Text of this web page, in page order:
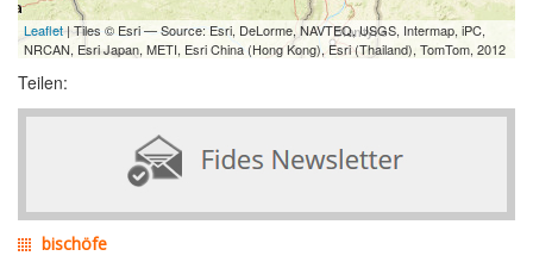
Leaflet| Tiles © Esri — Source: Esri, DeLorme, NAVTEQ, USGS, Intermap, iPC,
NRCAN, Esri Japan, METI, Esri China (Hong Kong), Esri (Thailand), TomTom, 2012
Teilen:
bischöfe